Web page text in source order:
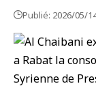
Publié: 2026/05/